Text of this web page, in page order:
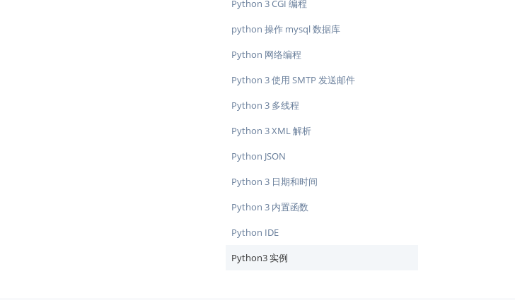
Python 3 CGI 编程
python 操作 mysql 数据库
Python 网络编程
Python 3 使用 SMTP 发送邮件
Python 3 多线程
Python 3 XML 解析
Python JSON
Python 3 日期和时间
Python 3 内置函数
Python IDE
Python3 实例